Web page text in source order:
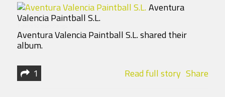
Aventura
Valencia Paintball S.L.
Aventura Valencia Paintball S.L. shared their
album.
1 Read full story Share